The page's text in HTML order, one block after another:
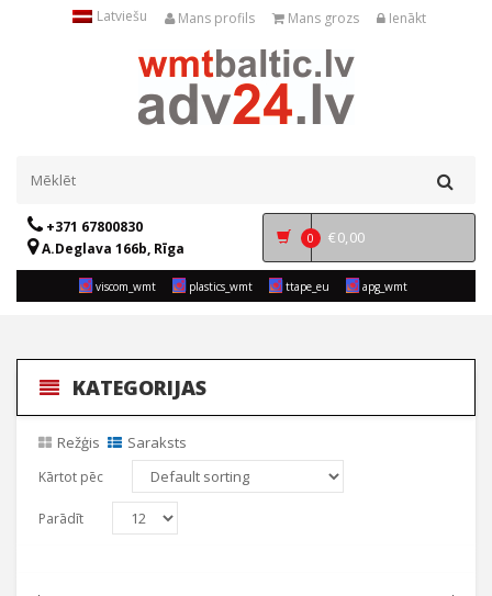
Latviešu Mans profils Mans grozs Ienākt
+371 67800830
A.Deglava 166b, Rīga
0 €0,00
viscom_wmt plastics_wmt ttape_eu apg_wmt
KATEGORIJAS
Režģis Saraksts
Kārtot pēc
Parādīt